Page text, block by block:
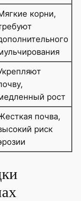
корни,
рост
почва,
риск